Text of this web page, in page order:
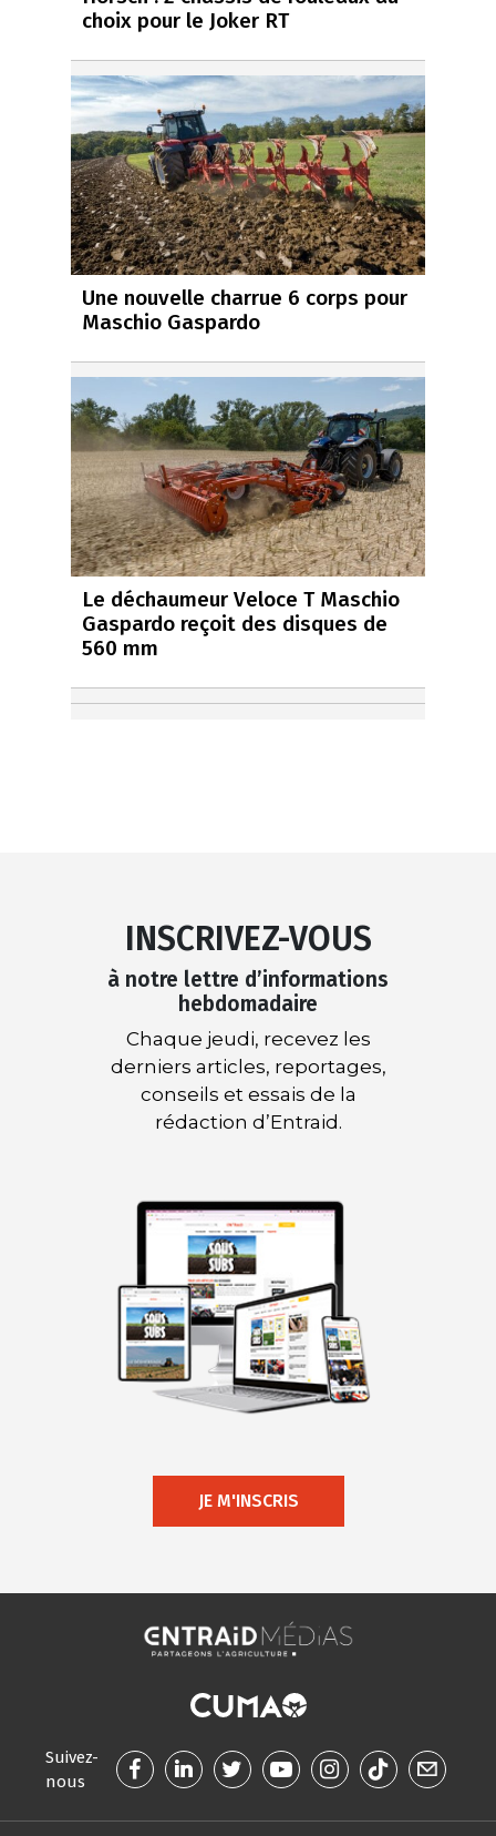
choix pour le Joker RT
Une nouvelle charrue 6 corps pour
Maschio Gaspardo
Le déchaumeur Veloce T Maschio
Gaspardo reçoit des disques de
560 mm
INSCRIVEZ-VOUS
à notre lettre d’informations
hebdomadaire
Chaque jeudi, recevez les
derniers articles, reportages,
conseils et essais de la
rédaction d’Entraid.
JE M'INSCRIS
Suivez-
nous